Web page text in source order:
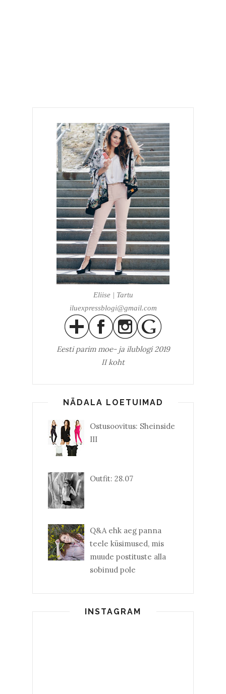
Eliise | Tartu
iluexpressblogi@gmail.com
Eesti parim moe- ja ilublogi 2019
II koht
NÄDALA LOETUIMAD
Ostusoovitus: Sheinside
III
Outfit: 28.07
Q&A ehk aeg panna
teele küsimused, mis
muude postituste alla
sobinud pole
INSTAGRAM